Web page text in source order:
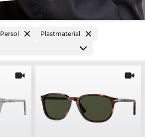
Persol Plastmaterial